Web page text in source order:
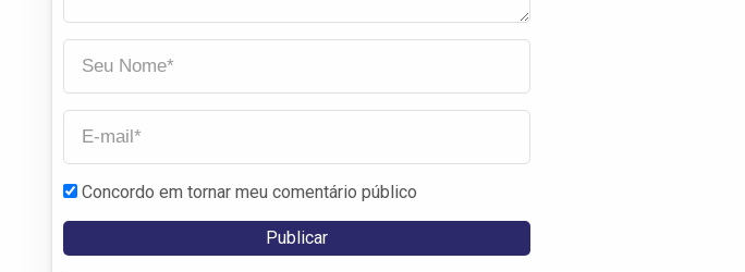
Concordo em tornar meu comentário público